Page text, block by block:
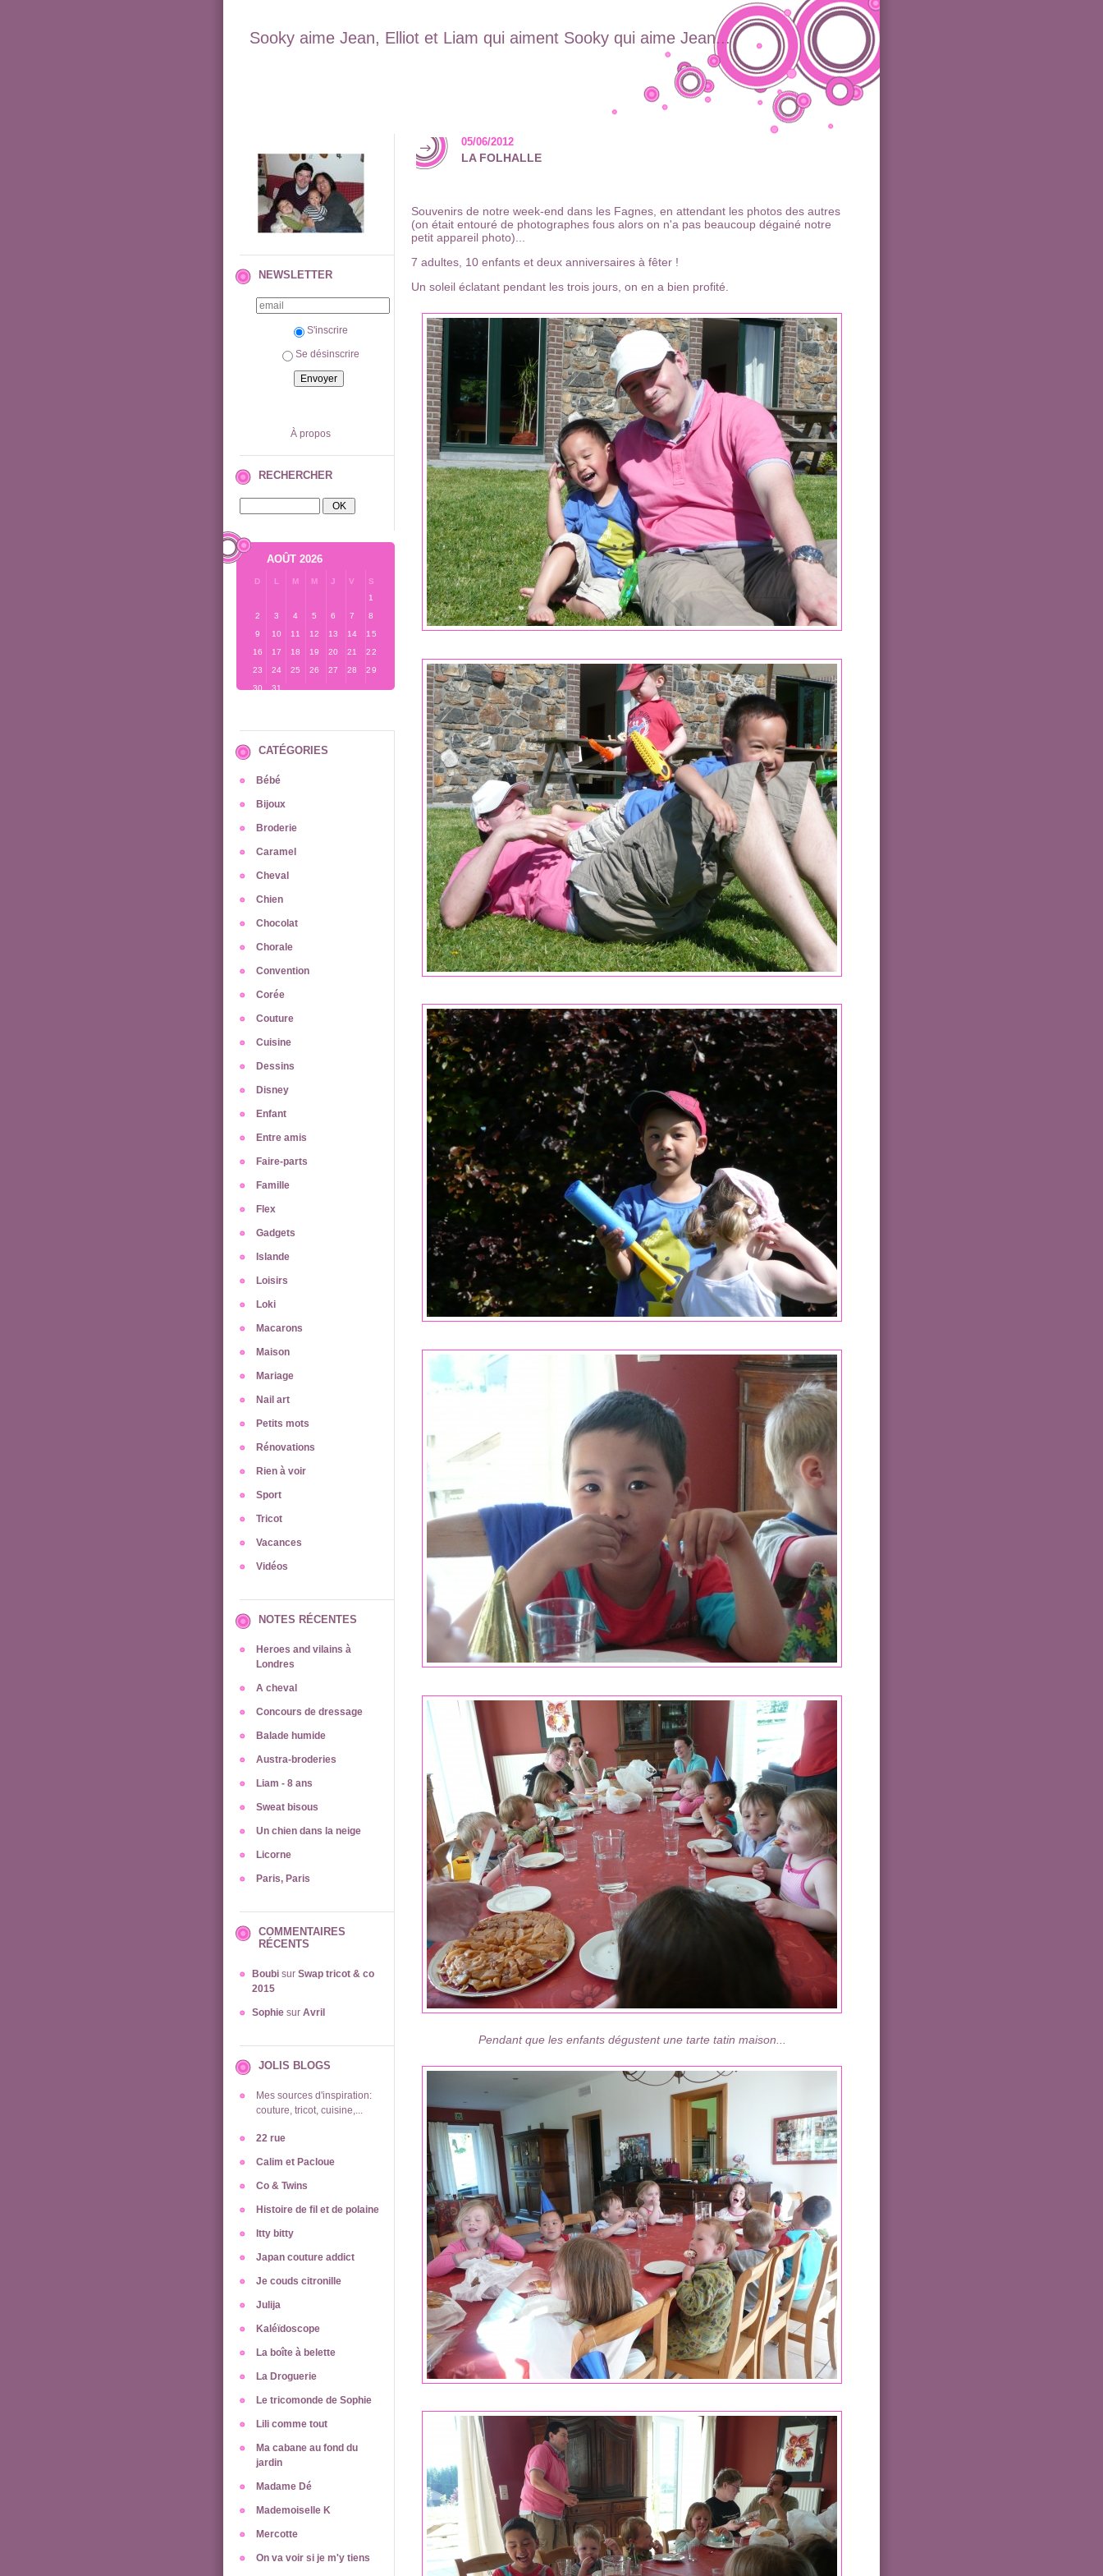
Sooky aime Jean, Elliot et Liam qui aiment Sooky qui aime Jean...
NEWSLETTER
S'inscrire
Se désinscrire
À propos
RECHERCHER
AOÛT 2026
D L M M J V
S
1
2
3 4 5 6 7
8
9
10 11 12 13 14
15
16
17 18 19 20 21
22
23
24 25 26 27 28
29
30
31
CATÉGORIES
Bébé
Bijoux
Broderie
Caramel
Cheval
Chien
Chocolat
Chorale
Convention
Corée
Couture
Cuisine
Dessins
Disney
Enfant
Entre amis
Faire-parts
Famille
Flex
Gadgets
Islande
Loisirs
Loki
Macarons
Maison
Mariage
Nail art
Petits mots
Rénovations
Rien à voir
Sport
Tricot
Vacances
Vidéos
NOTES RÉCENTES
Heroes and vilains à
Londres
A cheval
Concours de dressage
Balade humide
Austra-broderies
Liam - 8 ans
Sweat bisous
Un chien dans la neige
Licorne
Paris, Paris
COMMENTAIRES
RÉCENTS
Boubi sur Swap tricot & co
2015
Sophie sur Avril
JOLIS BLOGS
Mes sources d'inspiration:
couture, tricot, cuisine,...
22 rue
Calim et Pacloue
Co & Twins
Histoire de fil et de polaine
Itty bitty
Japan couture addict
Je couds citronille
Julija
Kaléïdoscope
La boîte à belette
La Droguerie
Le tricomonde de Sophie
Lili comme tout
Ma cabane au fond du
jardin
Madame Dé
Mademoiselle K
Mercotte
On va voir si je m'y tiens
05/06/2012
LA FOLHALLE
Souvenirs de notre week-end dans les Fagnes, en attendant les photos des autres
(on était entouré de photographes fous alors on n'a pas beaucoup dégainé notre
petit appareil photo)...
7 adultes, 10 enfants et deux anniversaires à fêter !
Un soleil éclatant pendant les trois jours, on en a bien profité.
Pendant que les enfants dégustent une tarte tatin maison...